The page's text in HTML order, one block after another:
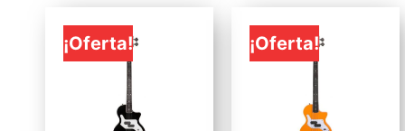
¡Oferta! ¡Oferta!